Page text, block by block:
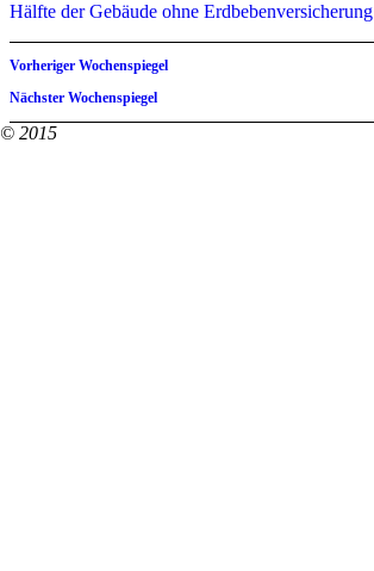
Hälfte der Gebäude ohne Erdbebenversicherung
Vorheriger Wochenspiegel
Nächster Wochenspiegel
© 2015